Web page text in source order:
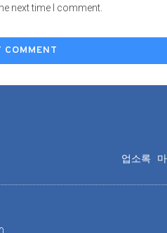
next time I comment.
업소록